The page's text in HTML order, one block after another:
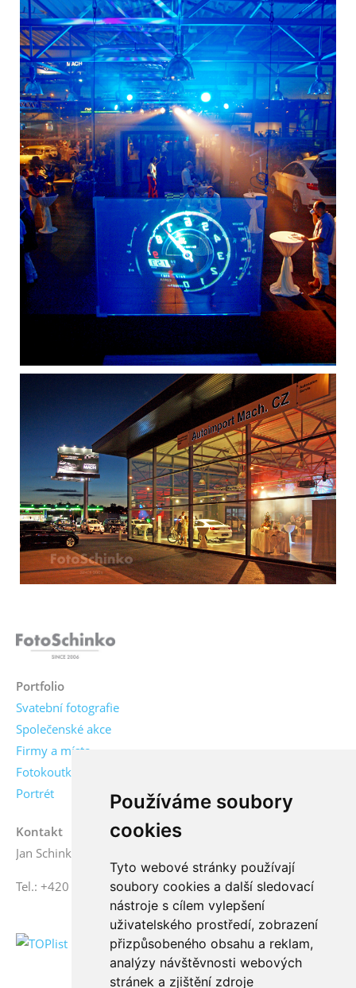
Používáme soubory
cookies
Tyto webové stránky používají
soubory cookies a další sledovací
nástroje s cílem vylepšení
uživatelského prostředí, zobrazení
přizpůsobeného obsahu a reklam,
analýzy návštěvnosti webových
stránek a zjištění zdroje
Portfolio
Svatební fotografie
Společenské akce
Firmy a místa
Fotokoutky
Portrét
Kontakt
Jan Schinko jr., fotograf
Tel.: +420 776 771 000